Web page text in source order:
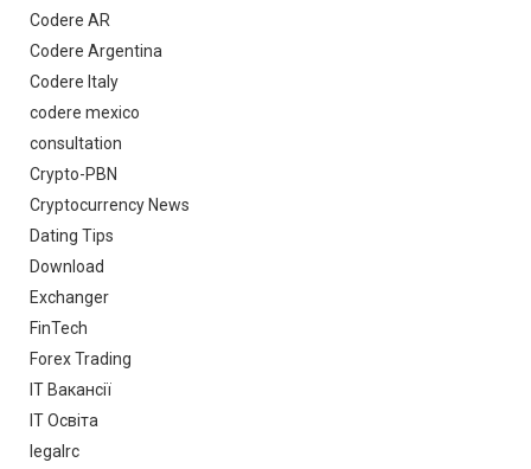
Codere AR
Codere Argentina
Codere Italy
codere mexico
consultation
Crypto-PBN
Cryptocurrency News
Dating Tips
Download
Exchanger
FinTech
Forex Trading
IT Вакансії
IT Освіта
legalrc